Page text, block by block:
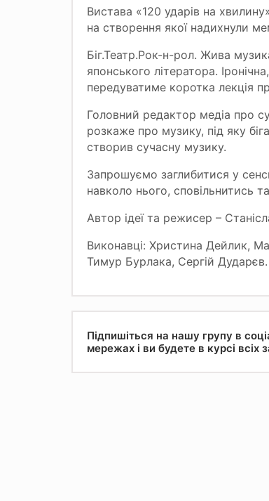
Вистава «120 ударів на
на створення якої надихнули
Біг.Театр.Рок-н-рол. Жива
японського літератора.
передуватиме коротка лекція
Головний редактор медіа про
розкаже про музику, під яку
створив сучасну музику.
Запрошуємо заглибитися у
навколо нього, сповільнитись
Автор ідеї та режисер –
Виконавці: Христина Дейлик,
Тимур Бурлака, Сергій Дударєв.
Підпишіться на нашу групу в
мережах і ви будете в курсі всіх